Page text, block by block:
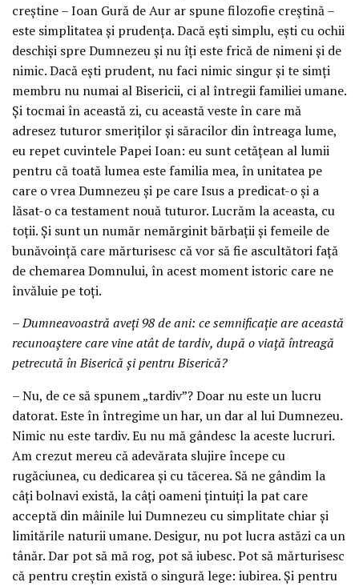
creştine – Ioan Gură de Aur ar spune filozofie creştină –
este simplitatea şi prudenţa. Dacă eşti simplu, eşti cu ochii
deschişi spre Dumnezeu şi nu îţi este frică de nimeni şi de
nimic. Dacă eşti prudent, nu faci nimic singur şi te simţi
membru nu numai al Bisericii, ci al întregii familiei umane.
Şi tocmai în această zi, cu această veste în care mă
adresez tuturor smeriţilor şi săracilor din întreaga lume,
eu repet cuvintele Papei Ioan: eu sunt cetăţean al lumii
pentru că toată lumea este familia mea, în unitatea pe
care o vrea Dumnezeu şi pe care Isus a predicat-o şi a
lăsat-o ca testament nouă tuturor. Lucrăm la aceasta, cu
toţii. Şi sunt un număr nemărginit bărbaţii şi femeile de
bunăvoinţă care mărturisesc că vor să fie ascultători faţă
de chemarea Domnului, în acest moment istoric care ne
învăluie pe toţi.
– Dumneavoastră aveţi 98 de ani: ce semnificaţie are această
recunoaştere care vine atât de tardiv, după o viaţă întreagă
petrecută în Biserică şi pentru Biserică?
– Nu, de ce să spunem „tardiv”? Doar nu este un lucru
datorat. Este în întregime un har, un dar al lui Dumnezeu.
Nimic nu este tardiv. Eu nu mă gândesc la aceste lucruri.
Am crezut mereu că adevărata slujire începe cu
rugăciunea, cu dedicarea şi cu tăcerea. Să ne gândim la
câţi bolnavi există, la câţi oameni ţintuiţi la pat care
acceptă din mâinile lui Dumnezeu cu simplitate chiar şi
limitările naturii umane. Desigur, nu pot lucra astăzi ca un
tânăr. Dar pot să mă rog, pot să iubesc. Pot să mărturisesc
că pentru creştin există o singură lege: iubirea. Şi pentru